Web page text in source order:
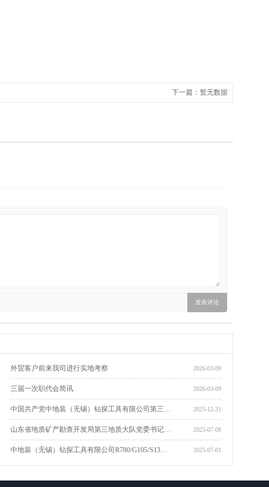
下一篇： 暂无数据
2026-03-09
外贸客户前来我司进行实地考察
2026-03-09
三届一次职代会简讯
2025-12-31
中国共产党中地装（无锡）钻探工具有限公司第三…
2025-07-08
山东省地质矿产勘查开发局第三地质大队党委书记…
2025-07-01
中地装（无锡）钻探工具有限公司R780/G105/S13…